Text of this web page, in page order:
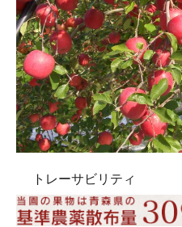
トレーサビリティ